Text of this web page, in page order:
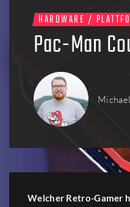
HARDWARE /
Pac-Man
Welcher Retro-Gamer